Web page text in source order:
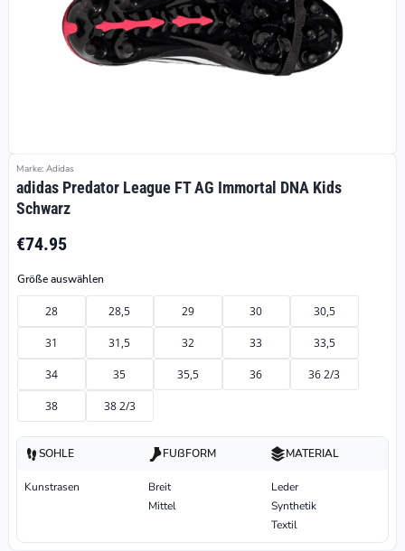
Marke: Adidas
adidas Predator League FT AG Immortal DNA Kids
Schwarz
€74.95
Größe auswählen
28 28,5 29 30 30,5
31 31,5 32 33 33,5
34 35 35,5 36 36 2/3
38 38 2/3
SOHLE
Kunstrasen
FUßFORM
Breit
Mittel
MATERIAL
Leder
Synthetik
Textil